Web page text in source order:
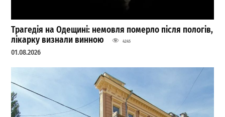
Трагедія на Одещині: немовля померло після пологів,
лікарку визнали винною
4245
01.08.2026